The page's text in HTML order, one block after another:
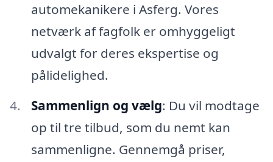
automekanikere i Asferg. Vores
netværk af fagfolk er omhyggeligt
udvalgt for deres ekspertise og
pålidelighed.
Sammenlign og vælg: Du vil modtage
op til tre tilbud, som du nemt kan
sammenligne. Gennemgå priser,